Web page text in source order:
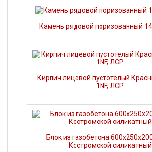
Камень рядовой поризованный
Кирпич лицевой пустотелый
1NF, ЛСР
Блок из газобетона
Костромской силикатный